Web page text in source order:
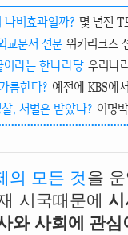
나비효과일까? 몇 년전 T
교문서 전문 위키리크스
이라는 한나라당 우리나
름한다? 예전에 KBS에
, 처벌은 받았나? 이명
의 모든 것 을
시국때문에
와 사회에 관